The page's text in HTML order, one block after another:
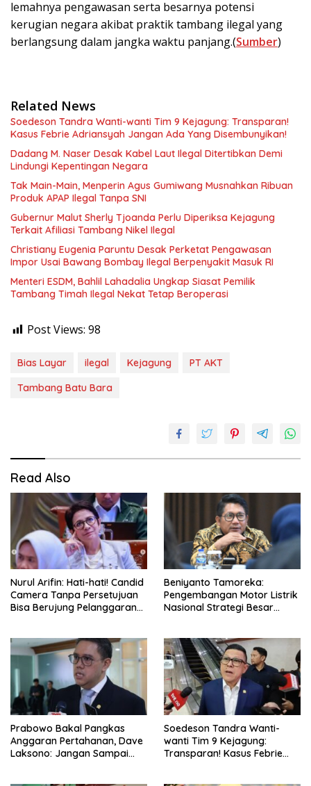
lemahnya pengawasan serta besarnya potensi
kerugian negara akibat praktik tambang ilegal yang
berlangsung dalam jangka waktu panjang.(Sumber)
Related News
Soedeson Tandra Wanti-wanti Tim 9 Kejagung: Transparan!
Kasus Febrie Adriansyah Jangan Ada Yang Disembunyikan!
Dadang M. Naser Desak Kabel Laut Ilegal Ditertibkan Demi
Lindungi Kepentingan Negara
Tak Main-Main, Menperin Agus Gumiwang Musnahkan Ribuan
Produk APAP Ilegal Tanpa SNI
Gubernur Malut Sherly Tjoanda Perlu Diperiksa Kejagung
Terkait Afiliasi Tambang Nikel Ilegal
Christiany Eugenia Paruntu Desak Perketat Pengawasan
Impor Usai Bawang Bombay Ilegal Berpenyakit Masuk RI
Menteri ESDM, Bahlil Lahadalia Ungkap Siasat Pemilik
Tambang Timah Ilegal Nekat Tetap Beroperasi
Post Views: 98
Bias Layar ilegal Kejagung
PT AKT
Tambang Batu Bara
Read Also
Nurul Arifin: Hati-hati! Candid
Camera Tanpa Persetujuan
Bisa Berujung Pelanggaran
Beniyanto Tamoreka:
Pengembangan Motor Listrik
Nasional Strategi Besar
Prabowo Bakal Pangkas
Anggaran Pertahanan, Dave
Laksono: Jangan Sampai
Soedeson Tandra Wanti-
wanti Tim 9 Kejagung:
Transparan! Kasus Febrie